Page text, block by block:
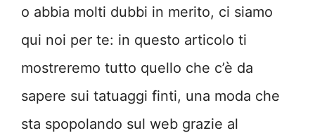
o abbia molti dubbi in merito, ci siamo
qui noi per te: in questo articolo ti
mostreremo tutto quello che c’è da
sapere sui tatuaggi finti, una moda che
sta spopolando sul web grazie al